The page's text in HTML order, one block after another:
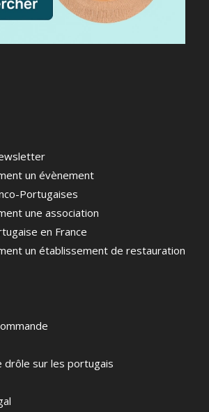
un évènement
Portugaises
une association
en France
un établissement de restauration
drôle sur les portugais